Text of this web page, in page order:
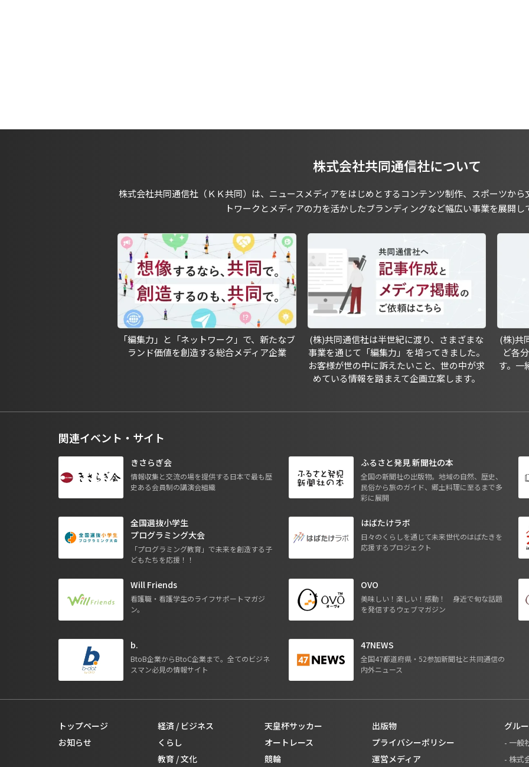
株式会社共同通信社について
株式会社共同通信社（ＫＫ共同）は、ニュースメディアをはじめとするコンテンツ制作、スポーツか
トワークとメディアの力を活かしたブランディングなど幅広い事業を展開し
「編集力」と「ネットワーク」で、新たなブ
ランド価値を創造する総合メディア企業
(株)共同通信社は半世紀に渡り、さまざまな
事業を通じて「編集力」を培ってきました。
お客様が世の中に訴えたいこと、世の中が求
めている情報を踏まえて企画立案します。
(株)共
ど各
す。一
関連イベント・サイト
きさらぎ会
情報収集と交流の場を提供する日本で最も歴
史ある会員制の講演会組織
ふるさと発見 新聞社の本
全国の新聞社の出版物。地域の自然、歴史、
民俗から旅のガイド、郷土料理に至るまで多
彩に展開
全国選抜小学生
プログラミング大会
「プログラミング教育」で未来を創造する子
どもたちを応援！！
はばたけラボ
日々のくらしを通じて未来世代のはばたきを
応援するプロジェクト
Will Friends
看護職・看護学生のライフサポートマガジ
ン。
OVO
美味しい！楽しい！感動！ 身近で旬な話題
を発信するウェブマガジン
b.
BtoB企業からBtoC企業まで。全てのビジネ
スマン必見の情報サイト
47NEWS
全国47都道府県・52参加新聞社と共同通信の
内外ニュース
トップページ
お知らせ
経済 / ビジネス
くらし
教育 / 文化
天皇杯サッカー
オートレース
競輪
出版物
プライバシーポリシー
運営メディア
グル
- 一般
- 株式